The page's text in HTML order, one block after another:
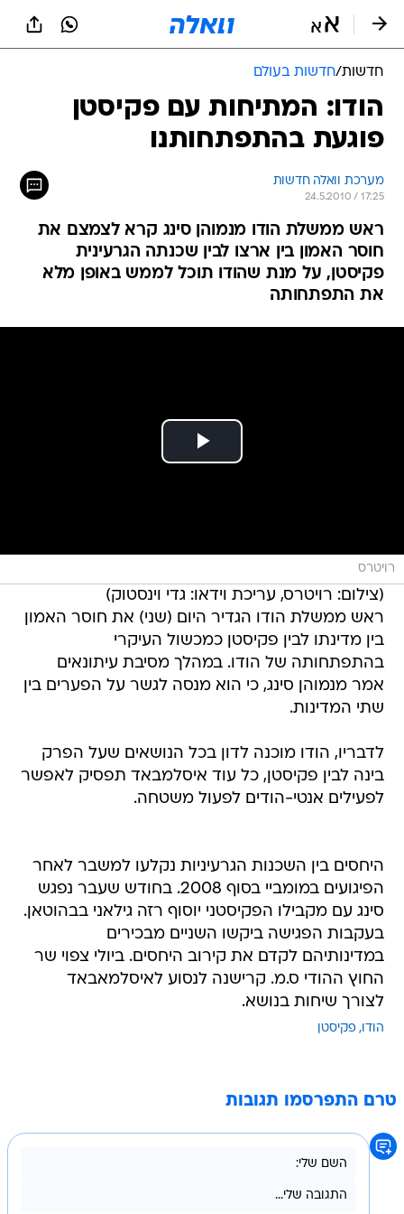
חדשות/חדשות בעולם
הודו: המתיחות עם פקיסטן
פוגעת בהתפתחותנו
מערכת וואלה חדשות
24.5.2010 / 17:25
ראש ממשלת הודו מנמוהן סינג קרא לצמצם את
חוסר האמון בין ארצו לבין שכנתה הגרעינית
פקיסטן, על מנת שהודו תוכל לממש באופן מלא
את התפתחותה
רויטרס
(צילום: רויטרס, עריכת וידאו: גדי וינסטוק)
ראש ממשלת הודו הגדיר היום (שני) את חוסר האמון
בין מדינתו לבין פקיסטן כמכשול העיקרי
בהתפתחותה של הודו. במהלך מסיבת עיתונאים
אמר מנמוהן סינג, כי הוא מנסה לגשר על הפערים בין
שתי המדינות.
לדבריו, הודו מוכנה לדון בכל הנושאים שעל הפרק
בינה לבין פקיסטן, כל עוד איסלמבאד תפסיק לאפשר
לפעילים אנטי-הודים לפעול משטחה.
היחסים בין השכנות הגרעיניות נקלעו למשבר לאחר
הפיגועים במומביי בסוף 2008. בחודש שעבר נפגש
סינג עם מקבילו הפקיסטני יוסוף רזה גילאני בבהוטאן.
בעקבות הפגישה ביקשו השניים מבכירים
במדינותיהם לקדם את קירוב היחסים. ביולי צפוי שר
החוץ ההודי ס.מ. קרישנה לנסוע לאיסלמאבאד
לצורך שיחות בנושא.
הודו פקיסטן
טרם התפרסמו תגובות